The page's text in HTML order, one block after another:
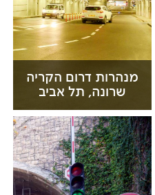
מנהרות דרום הקריה
שרונה, תל אביב